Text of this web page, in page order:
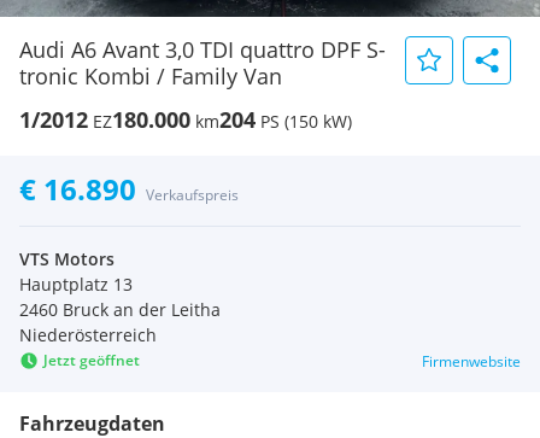
Audi A6 Avant 3,0 TDI quattro DPF S-
tronic Kombi / Family Van
1/2012 EZ180.000 km204 PS (150 kW)
€ 16.890 Verkaufspreis
VTS Motors
Hauptplatz 13
2460 Bruck an der Leitha
Niederösterreich
Jetzt geöffnet Firmenwebsite
Fahrzeugdaten